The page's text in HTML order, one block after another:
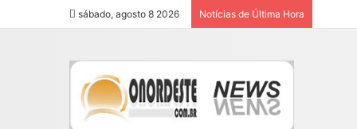
sábado, agosto 8 2026 Notícias de Última Hora